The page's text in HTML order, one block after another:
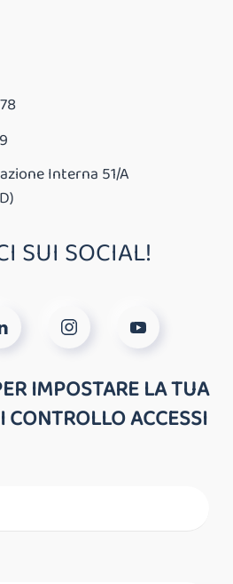
Interna 51/A
SUI SOCIAL!
IMPOSTARE LA TUA
ACCESSI